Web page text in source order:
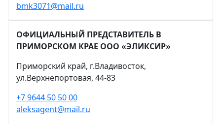
bmk3071@mail.ru
ОФИЦИАЛЬНЫЙ ПРЕДСТАВИТЕЛЬ В
ПРИМОРСКОМ КРАЕ ООО «ЭЛИКСИР»
Приморский край, г.Владивосток,
ул.Верхнепортовая, 44-83
+7 9644 50 50 00
aleksagent@mail.ru